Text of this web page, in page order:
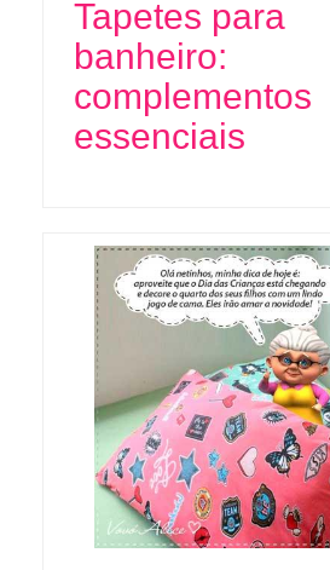
Tapetes para
banheiro:
complementos
essenciais